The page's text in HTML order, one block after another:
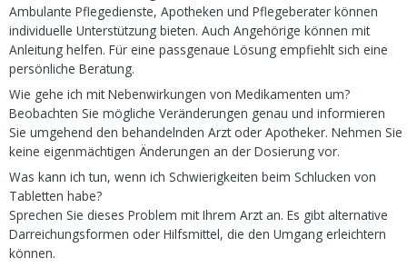
Ambulante Pflegedienste, Apotheken und Pflegeberater können
individuelle Unterstützung bieten. Auch Angehörige können mit
Anleitung helfen. Für eine passgenaue Lösung empfiehlt sich eine
persönliche Beratung.
Wie gehe ich mit Nebenwirkungen von Medikamenten um?
Beobachten Sie mögliche Veränderungen genau und informieren
Sie umgehend den behandelnden Arzt oder Apotheker. Nehmen Sie
keine eigenmächtigen Änderungen an der Dosierung vor.
Was kann ich tun, wenn ich Schwierigkeiten beim Schlucken von
Tabletten habe?
Sprechen Sie dieses Problem mit Ihrem Arzt an. Es gibt alternative
Darreichungsformen oder Hilfsmittel, die den Umgang erleichtern
können.